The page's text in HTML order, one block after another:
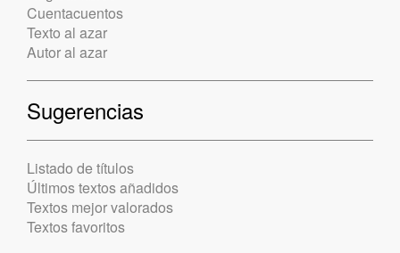
Cuentacuentos
Texto al azar
Autor al azar
Sugerencias
Listado de títulos
Últimos textos añadidos
Textos mejor valorados
Textos favoritos